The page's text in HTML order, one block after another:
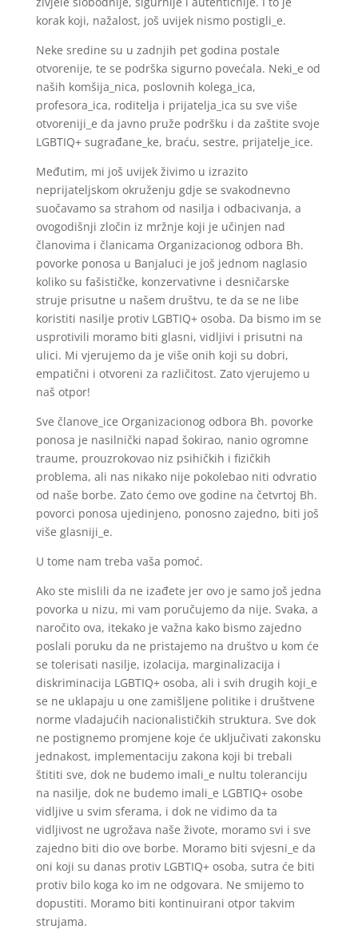
korak koji, nažalost, još uvijek nismo postigli_e.
Neke sredine su u zadnjih pet godina postale
otvorenije, te se podrška sigurno povećala. Neki_e od
naših komšija_nica, poslovnih kolega_ica,
profesora_ica, roditelja i prijatelja_ica su sve više
otvoreniji_e da javno pruže podršku i da zaštite svoje
LGBTIQ+ sugrađane_ke, braću, sestre, prijatelje_ice.
Međutim, mi još uvijek živimo u izrazito
neprijateljskom okruženju gdje se svakodnevno
suočavamo sa strahom od nasilja i odbacivanja, a
ovogodišnji zločin iz mržnje koji je učinjen nad
članovima i članicama Organizacionog odbora Bh.
povorke ponosa u Banjaluci je još jednom naglasio
koliko su fašističke, konzervativne i desničarske
struje prisutne u našem društvu, te da se ne libe
koristiti nasilje protiv LGBTIQ+ osoba. Da bismo im se
usprotivili moramo biti glasni, vidljivi i prisutni na
ulici. Mi vjerujemo da je više onih koji su dobri,
empatični i otvoreni za različitost. Zato vjerujemo u
naš otpor!
Sve članove_ice Organizacionog odbora Bh. povorke
ponosa je nasilnički napad šokirao, nanio ogromne
traume, prouzrokovao niz psihičkih i fizičkih
problema, ali nas nikako nije pokolebao niti odvratio
od naše borbe. Zato ćemo ove godine na četvrtoj Bh.
povorci ponosa ujedinjeno, ponosno zajedno, biti još
više glasniji_e.
U tome nam treba vaša pomoć.
Ako ste mislili da ne izađete jer ovo je samo još jedna
povorka u nizu, mi vam poručujemo da nije. Svaka, a
naročito ova, itekako je važna kako bismo zajedno
poslali poruku da ne pristajemo na društvo u kom će
se tolerisati nasilje, izolacija, marginalizacija i
diskriminacija LGBTIQ+ osoba, ali i svih drugih koji_e
se ne uklapaju u one zamišljene politike i društvene
norme vladajućih nacionalističkih struktura. Sve dok
ne postignemo promjene koje će uključivati zakonsku
jednakost, implementaciju zakona koji bi trebali
štititi sve, dok ne budemo imali_e nultu toleranciju
na nasilje, dok ne budemo imali_e LGBTIQ+ osobe
vidljive u svim sferama, i dok ne vidimo da ta
vidljivost ne ugrožava naše živote, moramo svi i sve
zajedno biti dio ove borbe. Moramo biti svjesni_e da
oni koji su danas protiv LGBTIQ+ osoba, sutra će biti
protiv bilo koga ko im ne odgovara. Ne smijemo to
dopustiti. Moramo biti kontinuirani otpor takvim
strujama.